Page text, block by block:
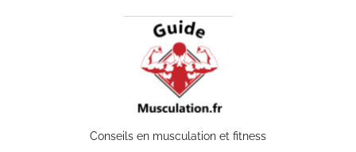
Conseils en musculation et fitness